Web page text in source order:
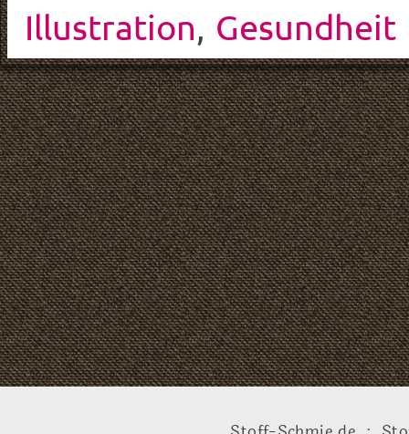
Illustration, Gesundheit